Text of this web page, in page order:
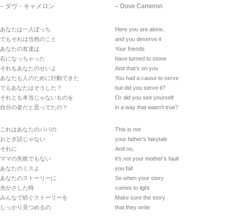
– ダヴ・キャメロン
あなたは一人ぼっち
でもそれは当然のこと
あなたの友達は
石になっちゃった
それもあなたのせいよ
あなたも人のために行動できた
でもあなたはそうした？
それとも本当じゃないものを
自分の姿だと思ってたの？
これはあなたのパパの
おとぎ話じゃない
それに
ママの失敗でもない
あなたのミスよ
あなたのストーリーに
光がさした時
みんなで紡ぐストーリーを
しっかり見つめるの
– Dove Cameron
Here you are alone,
and you deserve it
Your friends
have turned to stone
And that’s on you
You had a cause to serve
but did you serve it?
Or did you see yourself
in a way that wasn’t true?
This is not
your father’s fairytale
And no,
it’s not your mother’s fault
you fail
So when your story
comes to light
Make sure the story
that they write